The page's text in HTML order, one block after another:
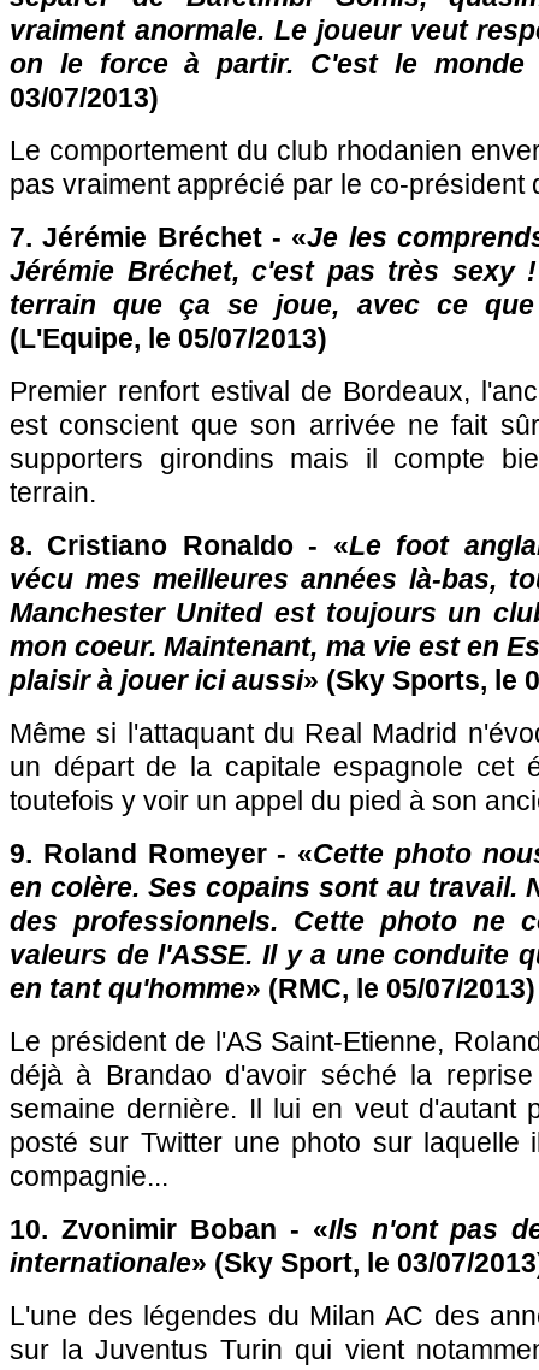
vraiment anormale. Le joueur veut
on le force à partir. C'est le monde
03/07/2013)
Le comportement du club rhodanien
pas vraiment apprécié par le co-président
7. Jérémie Bréchet - «Je les
Jérémie Bréchet, c'est pas très sexy
terrain que ça se joue, avec ce
(L'Equipe, le 05/07/2013)
Premier renfort estival de Bordeaux,
est conscient que son arrivée ne fait
supporters girondins mais il compte
terrain.
8. Cristiano Ronaldo - «Le foot
vécu mes meilleures années là-bas,
Manchester United est toujours un
mon coeur. Maintenant, ma vie est en
plaisir à jouer ici aussi» (Sky Sports, le
Même si l'attaquant du Real Madrid
un départ de la capitale espagnole cet
toutefois y voir un appel du pied à son
9. Roland Romeyer - «Cette photo
en colère. Ses copains sont au travail.
des professionnels. Cette photo ne
valeurs de l'ASSE. Il y a une conduite
en tant qu'homme» (RMC, le 05/07/2013)
Le président de l'AS Saint-Etienne,
déjà à Brandao d'avoir séché la
semaine dernière. Il lui en veut d'autant
posté sur Twitter une photo sur laquelle
compagnie...
10. Zvonimir Boban - «Ils n'ont pas
internationale» (Sky Sport, le 03/07/
L'une des légendes du Milan AC des
sur la Juventus Turin qui vient